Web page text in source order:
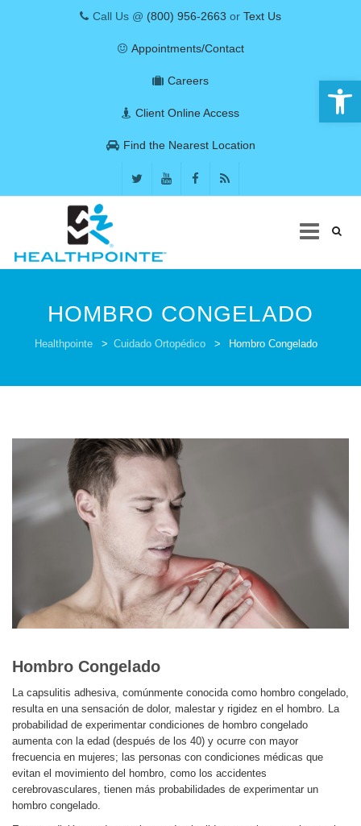
Call Us @ (800) 956-2663 or Text Us
Appointments/Contact
Careers
Client Online Access
Find the Nearest Location
SERVICES AND TREATMENTS
APPOINTMENTS & LOCATIONS
HOMBRO CONGELADO
Healthpointe > Cuidado Ortopédico > Hombro Congelado
Hombro Congelado
La capsulitis adhesiva, comúnmente conocida como hombro congelado,
resulta en una sensación de dolor, malestar y rigidez en el hombro. La
probabilidad de experimentar condiciones de hombro congelado
aumenta con la edad (después de los 40) y ocurre con mayor
frecuencia en mujeres; las personas con condiciones médicas que
evitan el movimiento del hombro, como los accidentes
cerebrovasculares, tienen más probabilidades de experimentar un
hombro congelado.
Abrir